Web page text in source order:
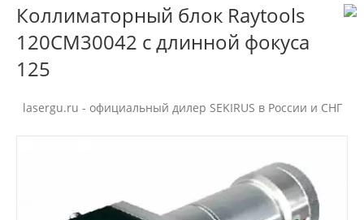
Коллиматорный блок Raytools
120CM30042 с длинной фокуса
125
lasergu.ru - официальный дилер SEKIRUS в России и СНГ